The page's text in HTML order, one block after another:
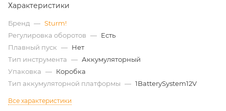
Характеристики
Бренд — Sturm!
Регулировка оборотов — Есть
Плавный пуск — Нет
Тип инструмента — Аккумуляторный
Упаковка — Коробка
Тип аккумуляторной платформы — 1BatterySystem12V
Все характеристики